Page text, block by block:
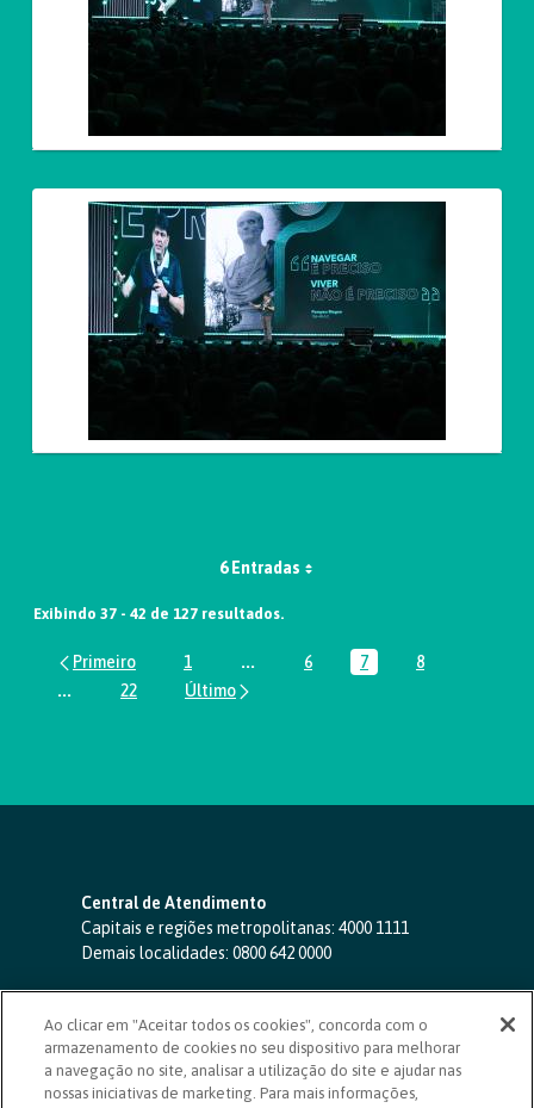
6 Entradas
Exibindo 37 - 42 de 127 resultados.
Página
1 ...Páginas intermediárias Usar ABA
Página
6 Página
7 Página
8
...Páginas intermediárias Usar ABA para navegar.
Página
22
Central de Atendimento
Capitais e regiões metropolitanas: 4000 1111
Demais localidades: 0800 642 0000
SAC 24 horas-0800 724 4420
Ouvidoria
0800 725 0996
(de segunda a sexta, das 8h às 20h)
ouvidoriasicoob.com.br
Ao clicar em "Aceitar todos os cookies", concorda com o
armazenamento de cookies no seu dispositivo para melhorar
a navegação no site, analisar a utilização do site e ajudar nas
nossas iniciativas de marketing. Para mais informações,